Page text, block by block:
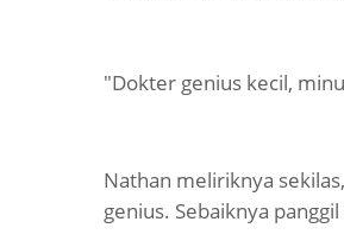
"Dokter genius kecil,
Nathan meliriknya
genius. Sebaiknya